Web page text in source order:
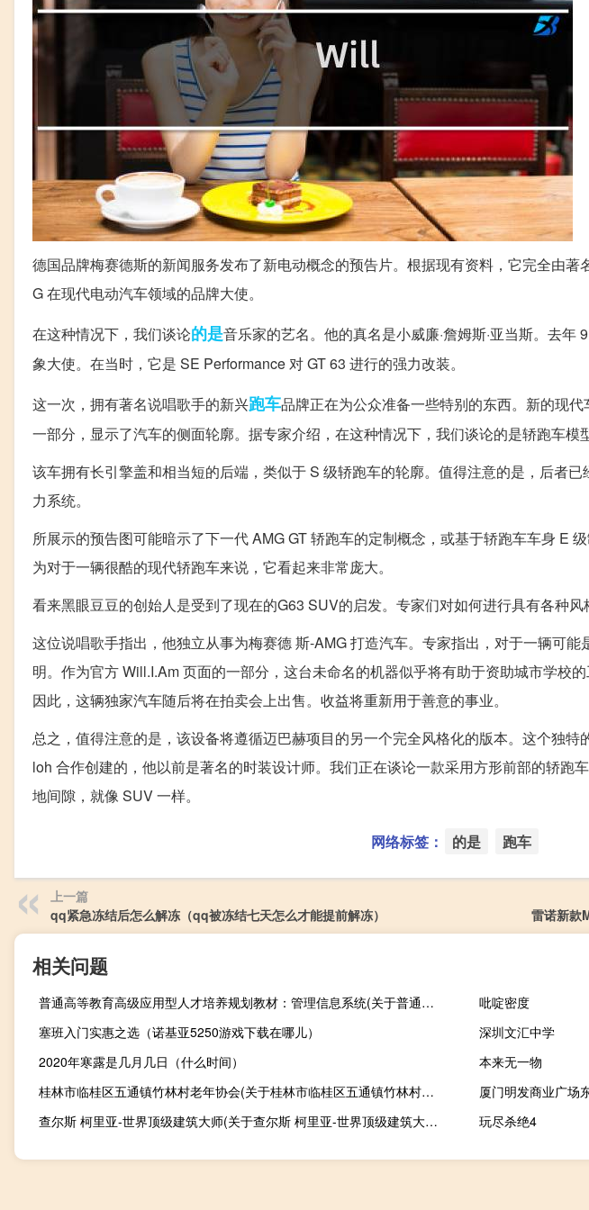
德国品牌梅赛德斯的新闻服务发布了新电动概念的预告片。根据现有资料，它完全由
G 在现代电动汽车领域的品牌大使。
在这种情况下，我们谈论的是音乐家的艺名。他的真名是小威廉·詹姆斯·亚当斯。去
象大使。在当时，它是 SE Performance 对 GT 63 进行的强力改装。
这一次，拥有著名说唱歌手的新兴跑车品牌正在为公众准备一些特别的东西。新的现
一部分，显示了汽车的侧面轮廓。据专家介绍，在这种情况下，我们谈论的是轿跑车模型
该车拥有长引擎盖和相当短的后端，类似于 S 级轿跑车的轮廓。值得注意的是，后者
力系统。
所展示的预告图可能暗示了下一代 AMG GT 轿跑车的定制概念，或基于轿跑车车身 E
为对于一辆很酷的现代轿跑车来说，它看起来非常庞大。
看来黑眼豆豆的创始人是受到了现在的G63 SUV的启发。专家们对如何进行具有各种风
这位说唱歌手指出，他独立从事为梅赛德 斯-AMG 打造汽车。专家指出，对于一辆可
明。作为官方 Will.I.Am 页面的一部分，这台未命名的机器似乎将有助于资助城市学校
因此，这辆独家汽车随后将在拍卖会上出售。收益将重新用于善意的事业。
总之，值得注意的是，该设备将遵循迈巴赫项目的另一个完全风格化的版本。这个独
loh 合作创建的，他以前是著名的时装设计师。我们正在谈论一款采用方形前部的轿跑
地间隙，就像 SUV 一样。
网络标签： 的是 跑车
上一篇
qq紧急冻结后怎么解冻（qq被冻结七天怎么才能提前解冻）
雷诺新款
相关问题
普通高等教育高级应用型人才培养规划教材：管理信息系统(关于普通高等教育高级应用型人才培养规划教材：管理信息系统的简介)
吡啶密度
塞班入门实惠之选（诺基亚5250游戏下载在哪儿）
深圳文汇中学
2020年寒露是几月几日（什么时间）
本来无一物
桂林市临桂区五通镇竹林村老年协会(关于桂林市临桂区五通镇竹林村老年协会的简介)
厦门明发商业广场
查尔斯 柯里亚-世界顶级建筑大师(关于查尔斯 柯里亚-世界顶级建筑大师的简介)
玩尽杀绝4